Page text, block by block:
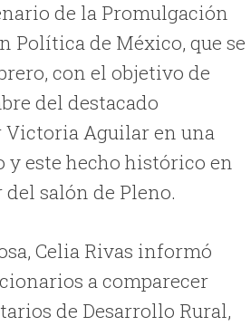
de la Promulgación
Política de México, que se
con el objetivo de
del destacado
Victoria Aguilar en una
y este hecho histórico en
salón de Pleno.
Celia Rivas informó
a comparecer
de Desarrollo Rural,